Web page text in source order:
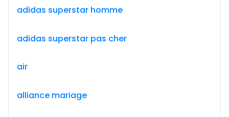
adidas superstar homme
adidas superstar pas cher
air
alliance mariage